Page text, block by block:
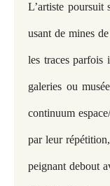
L’artiste poursuit
usant de mines
les traces parfois
galeries ou
continuum
par leur
peignant debout